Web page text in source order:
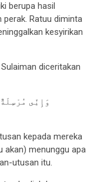
berupa hasil
perak. Ratuu diminta
kesyirikan
diceritakan
وَإِنِّى
kepada mereka
akan) menunggu apa
utusan itu.